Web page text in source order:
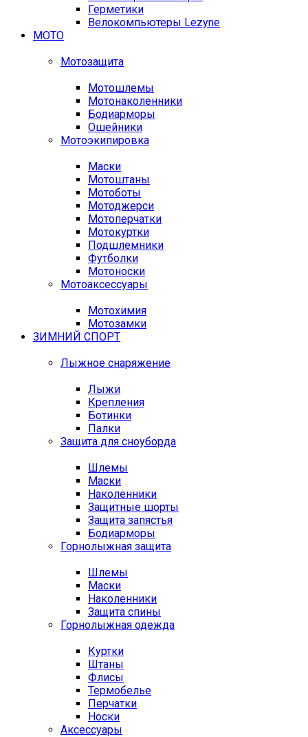
Герметики
Велокомпьютеры Lezyne
МОТО
Мотозащита
Мотошлемы
Мотонаколенники
Бодиарморы
Ошейники
Мотоэкипировка
Маски
Мотоштаны
Мотоботы
Мотоджерси
Мотоперчатки
Мотокуртки
Подшлемники
Футболки
Мотоноски
Мотоаксессуары
Мотохимия
Мотозамки
ЗИМНИЙ СПОРТ
Лыжное снаряжение
Лыжи
Крепления
Ботинки
Палки
Защита для сноуборда
Шлемы
Маски
Наколенники
Защитные шорты
Защита запястья
Бодиарморы
Горнолыжная защита
Шлемы
Маски
Наколенники
Защита спины
Горнолыжная одежда
Куртки
Штаны
Флисы
Термобелье
Перчатки
Носки
Аксессуары